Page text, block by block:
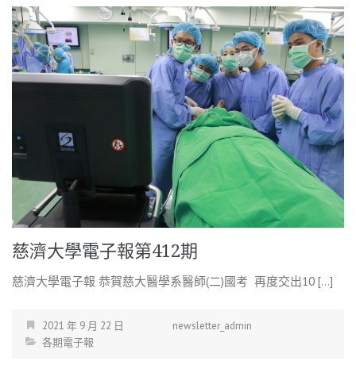
慈濟大學電子報第412期
慈濟大學電子報 恭賀慈大醫學系醫師(二)國考 再度交出10 […]
2021 年 9 月 22 日
newsletter_admin
各期電子報